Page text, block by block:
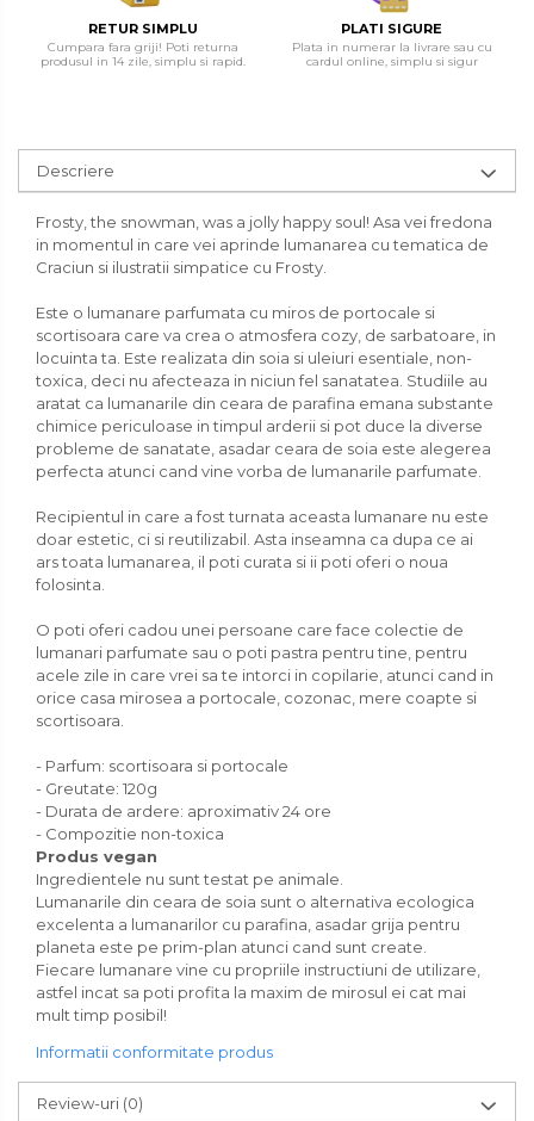
RETUR SIMPLU
Cumpara fara griji! Poti returna
produsul in 14 zile, simplu si rapid.
PLATI SIGURE
Plata in numerar la livrare sau cu
cardul online, simplu si sigur
Descriere
Frosty, the snowman, was a jolly happy soul! Asa vei fredona
in momentul in care vei aprinde lumanarea cu tematica de
Craciun si ilustratii simpatice cu Frosty.
Este o lumanare parfumata cu miros de portocale si
scortisoara care va crea o atmosfera cozy, de sarbatoare, in
locuinta ta. Este realizata din soia si uleiuri esentiale, non-
toxica, deci nu afecteaza in niciun fel sanatatea. Studiile au
aratat ca lumanarile din ceara de parafina emana substante
chimice periculoase in timpul arderii si pot duce la diverse
probleme de sanatate, asadar ceara de soia este alegerea
perfecta atunci cand vine vorba de lumanarile parfumate.
Recipientul in care a fost turnata aceasta lumanare nu este
doar estetic, ci si reutilizabil. Asta inseamna ca dupa ce ai
ars toata lumanarea, il poti curata si ii poti oferi o noua
folosinta.
O poti oferi cadou unei persoane care face colectie de
lumanari parfumate sau o poti pastra pentru tine, pentru
acele zile in care vrei sa te intorci in copilarie, atunci cand in
orice casa mirosea a portocale, cozonac, mere coapte si
scortisoara.
- Parfum: scortisoara si portocale
- Greutate: 120g
- Durata de ardere: aproximativ 24 ore
- Compozitie non-toxica
Produs vegan
Ingredientele nu sunt testat pe animale.
Lumanarile din ceara de soia sunt o alternativa ecologica
excelenta a lumanarilor cu parafina, asadar grija pentru
planeta este pe prim-plan atunci cand sunt create.
Fiecare lumanare vine cu propriile instructiuni de utilizare,
astfel incat sa poti profita la maxim de mirosul ei cat mai
mult timp posibil!
Informatii conformitate produs
Review-uri (0)